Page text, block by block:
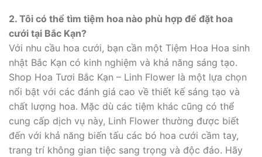
2. Tôi có thể tìm tiệm hoa nào phù hợp để đặt hoa
cưới tại Bắc Kạn?
Với nhu cầu hoa cưới, bạn cần một Tiệm Hoa Hoa sinh
nhật Bắc Kạn có kinh nghiệm và khả năng sáng tạo.
Shop Hoa Tươi Bắc Kạn – Linh Flower là một lựa chọn
nổi bật với các đánh giá cao về thiết kế sáng tạo và
chất lượng hoa. Mặc dù các tiệm khác cũng có thể
cung cấp dịch vụ này, Linh Flower thường được biết
đến với khả năng biến tấu các bó hoa cưới cầm tay,
trang trí không gian tiệc sang trọng và độc đáo. Hãy